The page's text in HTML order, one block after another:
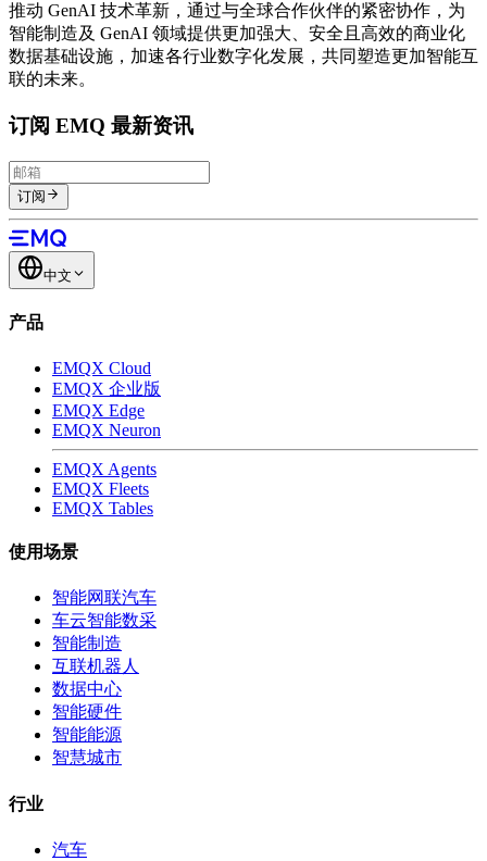
推动 GenAI 技术革新，通过与全球合作伙伴的紧密协作，为
智能制造及 GenAI 领域提供更加强大、安全且高效的商业化
数据基础设施，加速各行业数字化发展，共同塑造更加智能互
联的未来。
订阅 EMQ 最新资讯
订阅
中文
产品
EMQX Cloud
EMQX 企业版
EMQX Edge
EMQX Neuron
EMQX Agents
EMQX Fleets
EMQX Tables
使用场景
智能网联汽车
车云智能数采
智能制造
互联机器人
数据中心
智能硬件
智能能源
智慧城市
行业
汽车